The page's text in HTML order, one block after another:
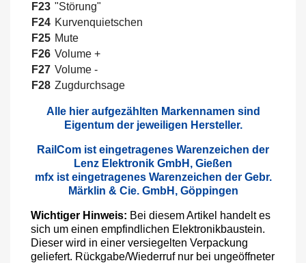
F23 "Störung"
F24 Kurvenquietschen
F25 Mute
F26 Volume +
F27 Volume -
F28 Zugdurchsage
Alle hier aufgezählten Markennamen sind
Eigentum der jeweiligen Hersteller.
RailCom ist eingetragenes Warenzeichen der
Lenz Elektronik GmbH, Gießen
mfx ist eingetragenes Warenzeichen der Gebr.
Märklin & Cie. GmbH, Göppingen
Wichtiger Hinweis: Bei diesem Artikel handelt es
sich um einen empfindlichen Elektronikbaustein.
Dieser wird in einer versiegelten Verpackung
geliefert. Rückgabe/Wiederruf nur bei ungeöffneter